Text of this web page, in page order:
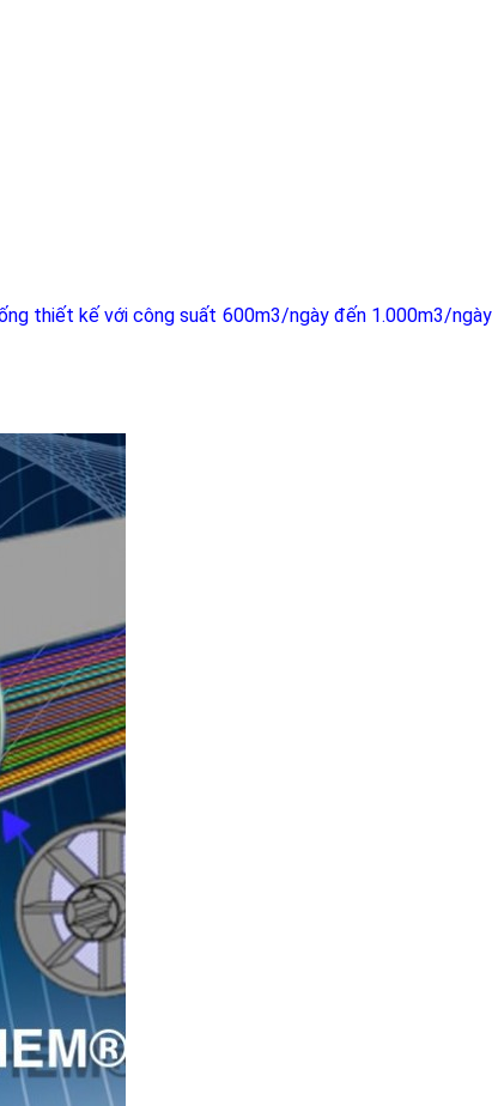
thiết kế với công suất 600m3/ngày đến 1.000m3/ngày